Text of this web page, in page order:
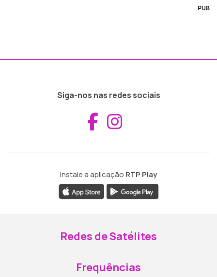
PUB
Siga-nos nas redes sociais
Aceder ao
Instale a aplicação RTP Play
Redes de Satélites
Frequências